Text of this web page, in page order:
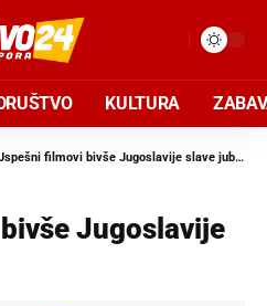
KULTURA
filmovi bivše Jugoslavije slave jubileje
Jugoslavije